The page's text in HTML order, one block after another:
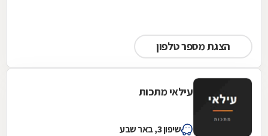
הצגת מספר טלפון
עילאי מתכות
שיפון 3, באר שבע